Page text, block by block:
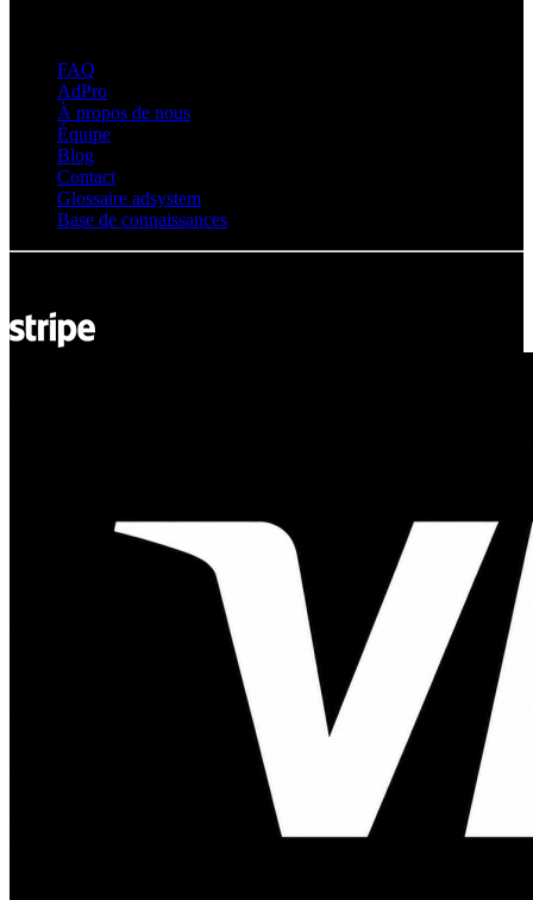
FAQ
AdPro
À propos de nous
Équipe
Blog
Contact
Glossaire adsystem
Base de connaissances